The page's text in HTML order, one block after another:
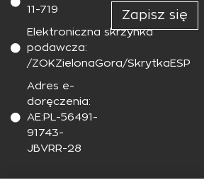
11-719
Elektroniczna skrzynka
podawcza:
/ZOKZielonaGora/SkrytkaESP
Adres e-
doręczenia:
AE:PL-56491-
91743-
JBVRR-28
Zapisz się